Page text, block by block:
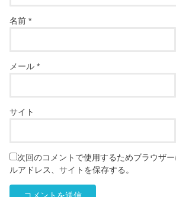
名前*
メール*
サイト
次回のコメントで使用するためブラウザ
ルアドレス、サイトを保存する。